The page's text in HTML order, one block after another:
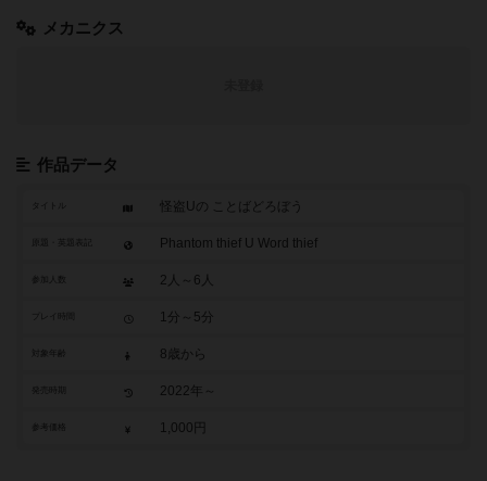
メカニクス
作品データ
タイトル 怪盗Uの ことばどろぼう
Phantom thief U Word thief
参加人数 2人～6人
1分～5分
8歳から
2022年～
参考価格 1,000円